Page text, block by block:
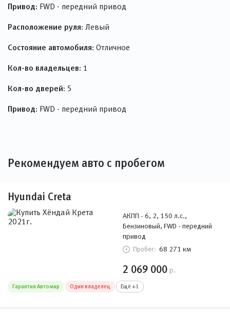
Привод: FWD - передний привод
Расположение руля: Левый
Состояние автомобиля: Отличное
Кол-во владельцев: 1
Кол-во дверей: 5
Привод: FWD - передний привод
Рекомендуем авто с пробегом
Hyundai Creta
АКПП - 6, 2, 150 л.с.,
Бензиновый, FWD - передний
привод
Пробег: 68 271 км
2 069 000 р.
Гарантия Автомир Один владелец Ещё +1